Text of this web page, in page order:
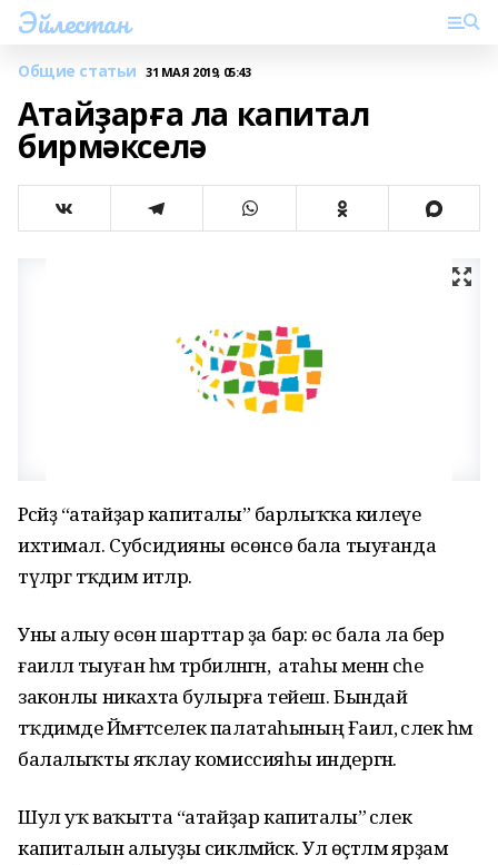
Эйлестан
Общие статьи 31 МАЯ 2019, 05:43
Атайҙарға ла капитал
бирмәкселә
Рәсәйҙә “атайҙар капиталы” барлыҡҡа килеүе
ихтимал. Субсидияны өсөнсө бала тыуғанда
түләргә тәҡдим итәләр.
Уны алыу өсөн шарттар ҙа бар: өс бала ла бер
ғаиләлә тыуған һәм тәрбиәләнгән, ә атаһы менән әсәһе
законлы никахта булырға тейеш. Бындай
тәҡдимде Йәмәғәтселек палатаһының Ғаилә, әсәлек һәм
балалыҡты яҡлау комиссияһы индергән.
Шул уҡ ваҡытта “атайҙар капиталы” әсәлек
капиталын алыуҙы сикләмәйәсәк. Ул өҫтәлмә ярҙам